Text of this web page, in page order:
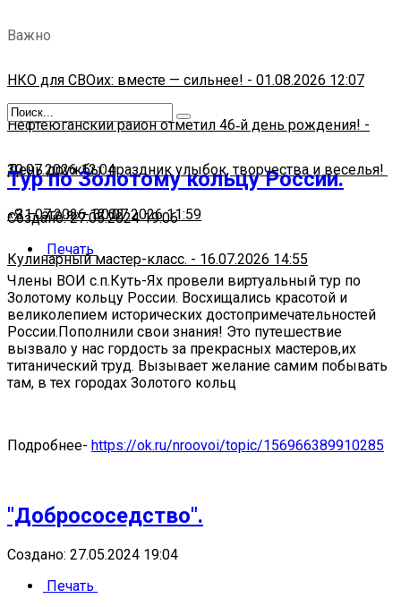
Важно
НКО для СВОих: вместе — сильнее! - 01.08.2026 12:07
Нефтеюганский район отметил 46‑й день рождения! -
30.07.2026 12:04
День дружбы: праздник улыбок, творчества и веселья!
-31.07.2026 12:02
«Я — это я»-30.07.2026 11:59
Кулинарный мастер-класс. - 16.07.2026 14:55
Тур по Золотому кольцу России.
Создано: 27.05.2024 19:06
Печать
Члены ВОИ с.п.Куть-Ях провели виртуальный тур по
Золотому кольцу России. Восхищались красотой и
великолепием исторических достопримечательностей
России.Пополнили свои знания! Это путешествие
вызвало у нас гордость за прекрасных мастеров,их
титанический труд. Вызывает желание самим побывать
там, в тех городах Золотого кольц
Подробнее- https://ok.ru/nroovoi/topic/156966389910285
"Добрососедство".
Создано: 27.05.2024 19:04
Печать